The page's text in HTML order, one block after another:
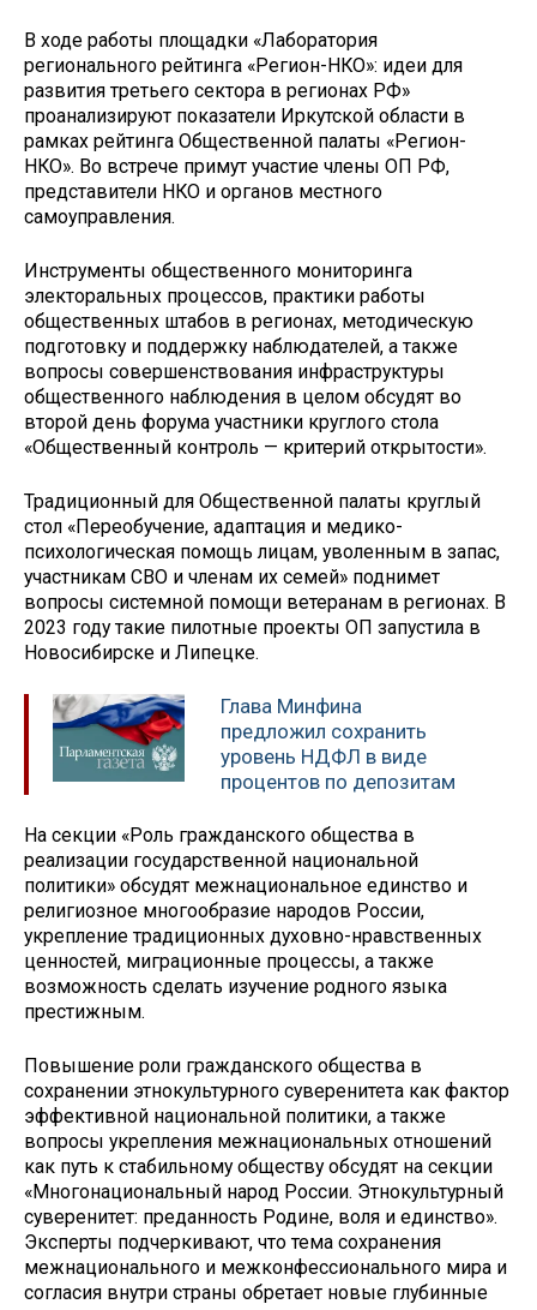
В ходе работы площадки «Лаборатория
регионального рейтинга «Регион-НКО»: идеи для
развития третьего сектора в регионах РФ»
проанализируют показатели Иркутской области в
рамках рейтинга Общественной палаты «Регион-
НКО». Во встрече примут участие члены ОП РФ,
представители НКО и органов местного
самоуправления.
Инструменты общественного мониторинга
электоральных процессов, практики работы
общественных штабов в регионах, методическую
подготовку и поддержку наблюдателей, а также
вопросы совершенствования инфраструктуры
общественного наблюдения в целом обсудят во
второй день форума участники круглого стола
«Общественный контроль — критерий открытости».
Традиционный для Общественной палаты круглый
стол «Переобучение, адаптация и медико-
психологическая помощь лицам, уволенным в запас,
участникам СВО и членам их семей» поднимет
вопросы системной помощи ветеранам в регионах. В
2023 году такие пилотные проекты ОП запустила в
Новосибирске и Липецке.
Глава Минфина
предложил сохранить
уровень НДФЛ в виде
процентов по депозитам
На секции «Роль гражданского общества в
реализации государственной национальной
политики» обсудят межнациональное единство и
религиозное многообразие народов России,
укрепление традиционных духовно-нравственных
ценностей, миграционные процессы, а также
возможность сделать изучение родного языка
престижным.
Повышение роли гражданского общества в
сохранении этнокультурного суверенитета как фактор
эффективной национальной политики, а также
вопросы укрепления межнациональных отношений
как путь к стабильному обществу обсудят на секции
«Многонациональный народ России. Этнокультурный
суверенитет: преданность Родине, воля и единство».
Эксперты подчеркивают, что тема сохранения
межнационального и межконфессионального мира и
согласия внутри страны обретает новые глубинные